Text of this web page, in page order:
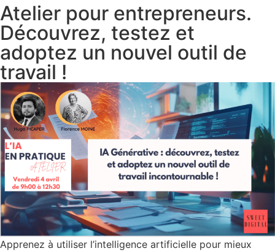
Atelier pour entrepreneurs.
Découvrez, testez et
adoptez un nouvel outil de
travail !
Apprenez à utiliser l’intelligence artificielle pour mieux